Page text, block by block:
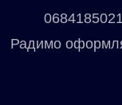
0684185021
Радимо